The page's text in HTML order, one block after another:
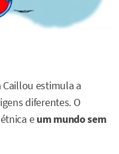
Caillou estimula a
diferentes. O
eum mundo sem